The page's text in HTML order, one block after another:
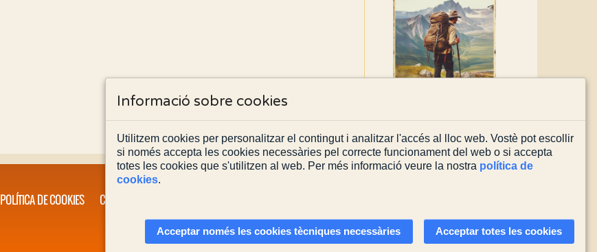
POLÍTICA DE COOKIES CONTACTA'NS
Actualitzada el03/08/2026
Informació sobre cookies
Utilitzem cookies per personalitzar el contingut i analitzar l'accés al lloc web. Vostè pot escollir
si només accepta les cookies necessàries pel correcte funcionament del web o si accepta
totes les cookies que s'utilitzen al web. Per més informació veure la nostra política de
cookies.
Acceptar només les cookies tècniques necessàries Acceptar totes les cookies